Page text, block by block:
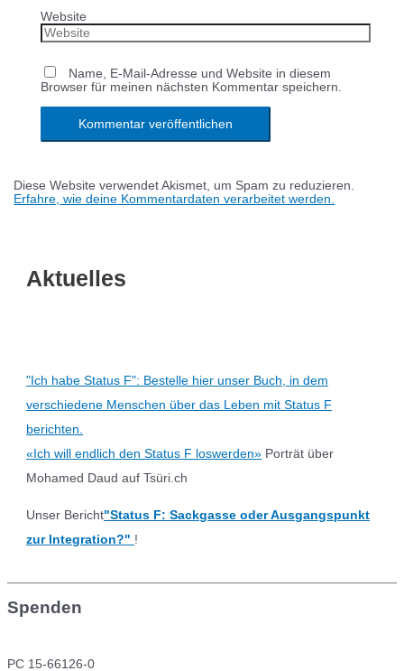
Website
Name, E-Mail-Adresse und Website in diesem
Browser für meinen nächsten Kommentar speichern.
Diese Website verwendet Akismet, um Spam zu reduzieren.
Erfahre, wie deine Kommentardaten verarbeitet werden.
Aktuelles
"Ich habe Status F": Bestelle hier unser Buch, in dem
verschiedene Menschen über das Leben mit Status F
berichten.
«Ich will endlich den Status F loswerden» Porträt über
Mohamed Daud auf Tsüri.ch
Unser Bericht"Status F: Sackgasse oder Ausgangspunkt
zur Integration?" !
Spenden
PC 15-66126-0